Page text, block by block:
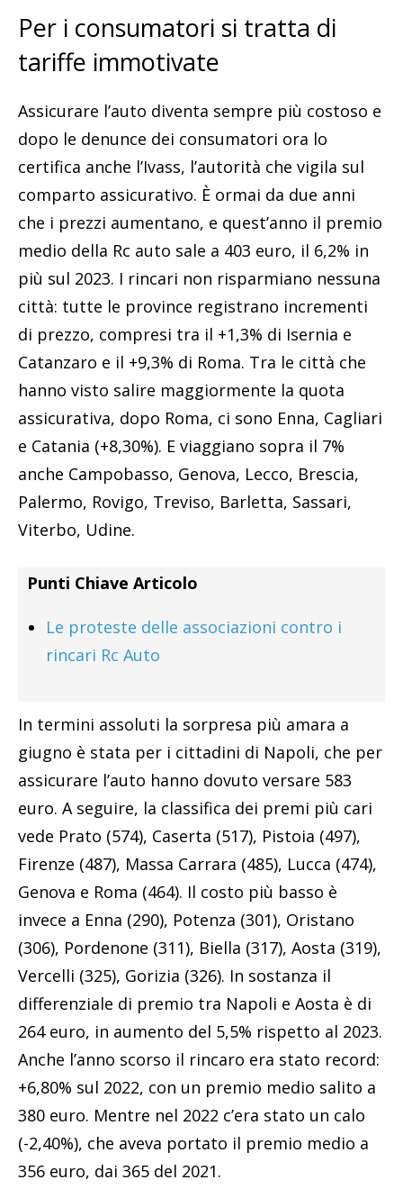
Per i consumatori si tratta di
tariffe immotivate
Assicurare l’auto diventa sempre più costoso e
dopo le denunce dei consumatori ora lo
certifica anche l’Ivass, l’autorità che vigila sul
comparto assicurativo. È ormai da due anni
che i prezzi aumentano, e quest’anno il premio
medio della Rc auto sale a 403 euro, il 6,2% in
più sul 2023. I rincari non risparmiano nessuna
città: tutte le province registrano incrementi
di prezzo, compresi tra il +1,3% di Isernia e
Catanzaro e il +9,3% di Roma. Tra le città che
hanno visto salire maggiormente la quota
assicurativa, dopo Roma, ci sono Enna, Cagliari
e Catania (+8,30%). E viaggiano sopra il 7%
anche Campobasso, Genova, Lecco, Brescia,
Palermo, Rovigo, Treviso, Barletta, Sassari,
Viterbo, Udine.
Punti Chiave Articolo
Le proteste delle associazioni contro i
rincari Rc Auto
In termini assoluti la sorpresa più amara a
giugno è stata per i cittadini di Napoli, che per
assicurare l’auto hanno dovuto versare 583
euro. A seguire, la classifica dei premi più cari
vede Prato (574), Caserta (517), Pistoia (497),
Firenze (487), Massa Carrara (485), Lucca (474),
Genova e Roma (464). Il costo più basso è
invece a Enna (290), Potenza (301), Oristano
(306), Pordenone (311), Biella (317), Aosta (319),
Vercelli (325), Gorizia (326). In sostanza il
differenziale di premio tra Napoli e Aosta è di
264 euro, in aumento del 5,5% rispetto al 2023.
Anche l’anno scorso il rincaro era stato record:
+6,80% sul 2022, con un premio medio salito a
380 euro. Mentre nel 2022 c’era stato un calo
(-2,40%), che aveva portato il premio medio a
356 euro, dai 365 del 2021.